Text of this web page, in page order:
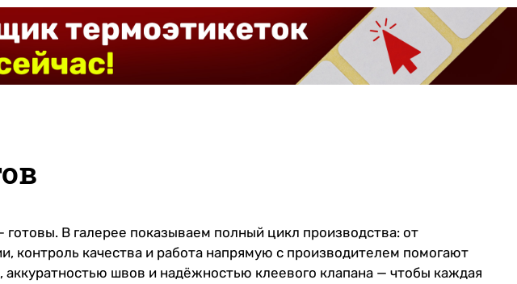
В галерее показываем полный цикл производства: от
контроль качества и работа напрямую с производителем помогают
швов и надёжностью клеевого клапана — чтобы каждая